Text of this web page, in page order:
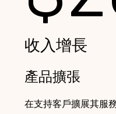
收入增長
產品擴張
在支持客戶擴展其服